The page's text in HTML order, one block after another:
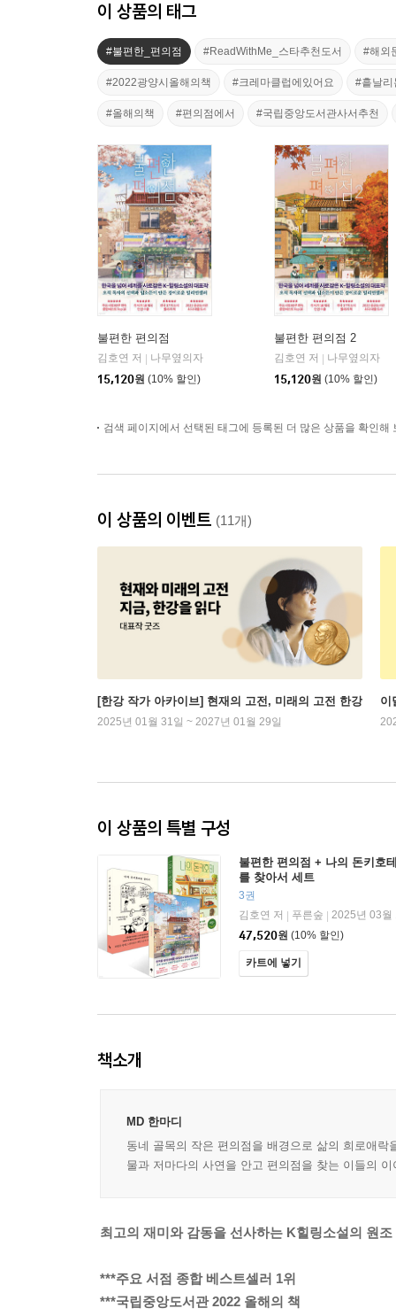
이 상품의 태그
#불편한_편의점 #ReadWithMe_스타추천도서 #해외
#2022광양시올해의책 #크레마클럽에있어요 #흩날리
#올해의책 #편의점에서 #국립중앙도서관사서추천
불편한 편의점
김호연 저
나무옆의자
15,120원 (10% 할인)
불편한 편의점 2
김호연 저
나무옆의자
15,120원 (10% 할인)
검색 페이지에서 선택된 태그에 등록된 더 많은 상품을 확인해
이 상품의 이벤트 (11개)
[한강 작가 아카이브] 현재의 고전, 미래의 고전 한강
2025년 01월 31일 ~ 2027년 01월 29일
이
이 상품의 특별 구성
불편한 편의점 + 나의 돈키호
를 찾아서 세트
3권
김호연 저
푸른숲
2025년 03월
47,520원 (10% 할인)
카트에 넣기
책소개
MD 한마디
동네 골목의 작은 편의점을 배경으로 삶의 희로애
물과 저마다의 사연을 안고 편의점을 찾는 이들의
최고의 재미와 감동을 선사하는 K힐링소설의 원조
***주요 서점 종합 베스트셀러 1위
***국립중앙도서관 2022 올해의 책